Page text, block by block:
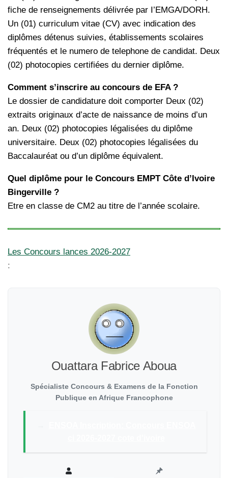
fiche de renseignements délivrée par I’EMGA/DORH.
Un (01) curriculum vitae (CV) avec indication des
diplômes détenus suivies, établissements scolaires
fréquentés et le numero de telephone de candidat. Deux
(02) photocopies certifiées du dernier diplôme.
Comment s’inscrire au concours de EFA ?
Le dossier de candidature doit comporter Deux (02)
extraits originaux d’acte de naissance de moins d’un
an. Deux (02) photocopies légalisées du diplôme
universitaire. Deux (02) photocopies légalisées du
Baccalauréat ou d’un diplôme équivalent.
Quel diplôme pour le Concours EMPT Côte d’Ivoire
Bingerville ?
Etre en classe de CM2 au titre de l’année scolaire.
Les Concours lances 2026-2027
:
Ouattara Fabrice Aboua
Spécialiste Concours & Examens de la Fonction
Publique en Afrique Francophone